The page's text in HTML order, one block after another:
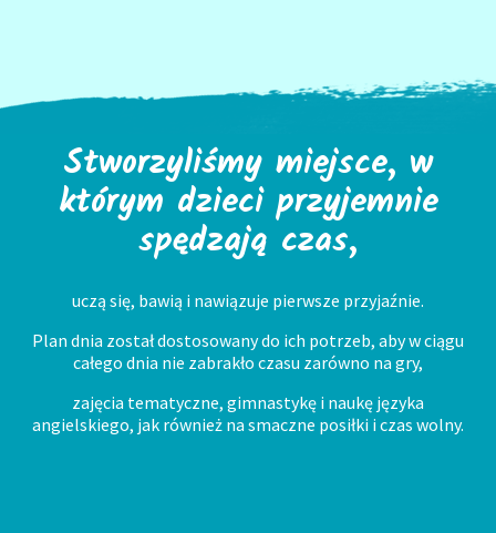
Stworzyliśmy miejsce, w
którym dzieci przyjemnie
spędzają czas,
uczą się, bawią i nawiązuje pierwsze przyjaźnie.
Plan dnia został dostosowany do ich potrzeb, aby w ciągu
całego dnia nie zabrakło czasu zarówno na gry,
zajęcia tematyczne, gimnastykę i naukę języka
angielskiego, jak również na smaczne posiłki i czas wolny.